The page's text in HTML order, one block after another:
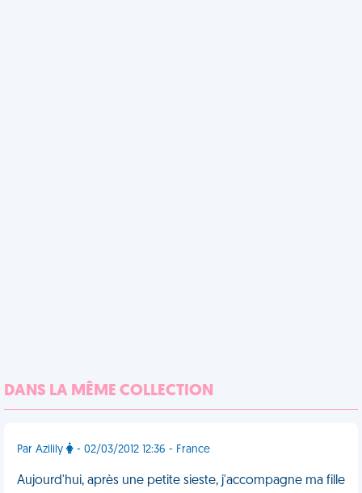
DANS LA MÊME COLLECTION
Par Azilily - 02/03/2012 12:36 - France
Aujourd'hui, après une petite sieste, j'accompagne ma fille